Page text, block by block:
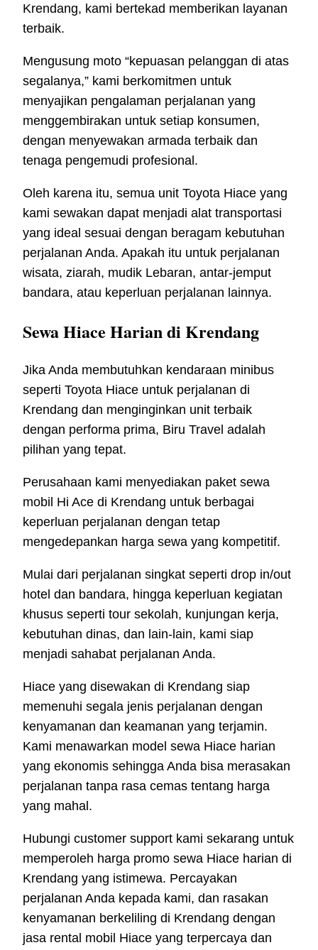
Krendang, kami bertekad memberikan layanan
terbaik.
Mengusung moto “kepuasan pelanggan di atas
segalanya,” kami berkomitmen untuk
menyajikan pengalaman perjalanan yang
menggembirakan untuk setiap konsumen,
dengan menyewakan armada terbaik dan
tenaga pengemudi profesional.
Oleh karena itu, semua unit Toyota Hiace yang
kami sewakan dapat menjadi alat transportasi
yang ideal sesuai dengan beragam kebutuhan
perjalanan Anda. Apakah itu untuk perjalanan
wisata, ziarah, mudik Lebaran, antar-jemput
bandara, atau keperluan perjalanan lainnya.
Sewa Hiace Harian di Krendang
Jika Anda membutuhkan kendaraan minibus
seperti Toyota Hiace untuk perjalanan di
Krendang dan menginginkan unit terbaik
dengan performa prima, Biru Travel adalah
pilihan yang tepat.
Perusahaan kami menyediakan paket sewa
mobil Hi Ace di Krendang untuk berbagai
keperluan perjalanan dengan tetap
mengedepankan harga sewa yang kompetitif.
Mulai dari perjalanan singkat seperti drop in/out
hotel dan bandara, hingga keperluan kegiatan
khusus seperti tour sekolah, kunjungan kerja,
kebutuhan dinas, dan lain-lain, kami siap
menjadi sahabat perjalanan Anda.
Hiace yang disewakan di Krendang siap
memenuhi segala jenis perjalanan dengan
kenyamanan dan keamanan yang terjamin.
Kami menawarkan model sewa Hiace harian
yang ekonomis sehingga Anda bisa merasakan
perjalanan tanpa rasa cemas tentang harga
yang mahal.
Hubungi customer support kami sekarang untuk
memperoleh harga promo sewa Hiace harian di
Krendang yang istimewa. Percayakan
perjalanan Anda kepada kami, dan rasakan
kenyamanan berkeliling di Krendang dengan
jasa rental mobil Hiace yang terpercaya dan